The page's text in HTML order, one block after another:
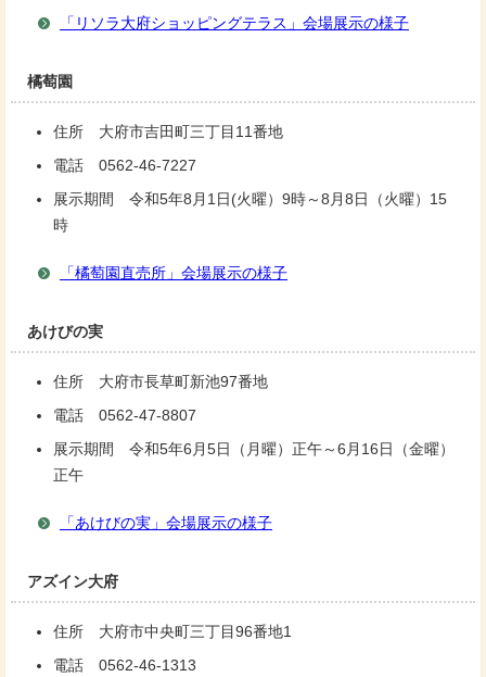
「リソラ大府ショッピングテラス」会場展示の様子
橘萄園
住所 大府市吉田町三丁目11番地
電話 0562-46-7227
展示期間 令和5年8月1日(火曜）9時～8月8日（火曜）15
時
「橘萄園直売所」会場展示の様子
あけびの実
住所 大府市長草町新池97番地
電話 0562-47-8807
展示期間 令和5年6月5日（月曜）正午～6月16日（金曜）
正午
「あけびの実」会場展示の様子
アズイン大府
住所 大府市中央町三丁目96番地1
電話 0562-46-1313